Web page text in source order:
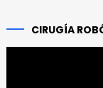
CIRUGÍA